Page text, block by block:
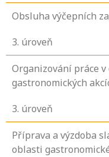
Obsluha výčepních
3. úroveň
Organizování práce
gastronomických
3. úroveň
Příprava a výzdoba
oblasti